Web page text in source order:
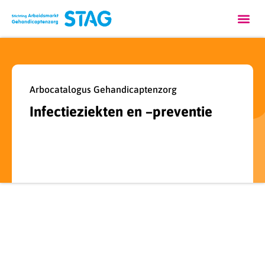
Arbocatalogus Gehandicaptenzorg
Infectieziekten en –preventie